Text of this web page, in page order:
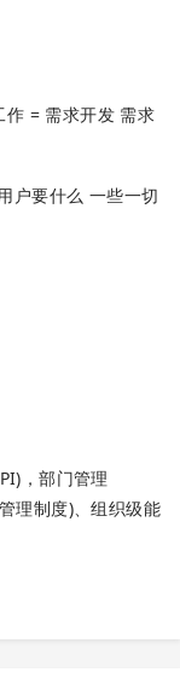
作 = 需求开发 需求
户要什么 一些一切
，部门管理
理制度)、组织级能